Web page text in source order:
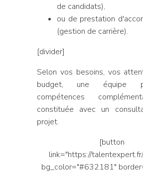
de candidats),
ou de prestation
(gestion de carrière).
[divider]
Selon vos besoins, vos
budget, une équipe
compétences
constituée avec un
projet.
[button
link="https://
bg_color="#632181"